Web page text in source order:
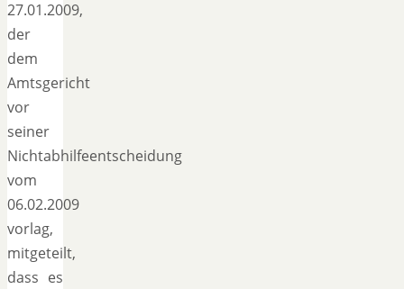
27.01.2009,
der
dem
Amtsgericht
vor
seiner
Nichtabhilfeentscheidung
vom
06.02.2009
vorlag,
mitgeteilt,
dass es